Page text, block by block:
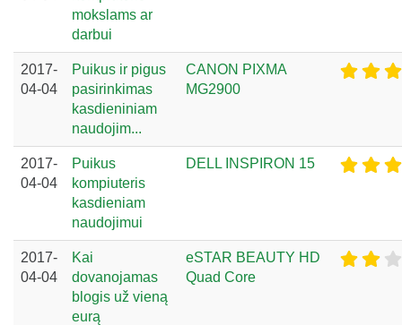
mokslams ar
darbui
2017-
04-04
Puikus ir pigus
pasirinkimas
kasdieniniam
naudojim...
CANON PIXMA
MG2900
2017-
04-04
Puikus
kompiuteris
kasdieniam
naudojimui
DELL INSPIRON 15
2017-
04-04
Kai
dovanojamas
blogis už vieną
eurą
eSTAR BEAUTY HD
Quad Core